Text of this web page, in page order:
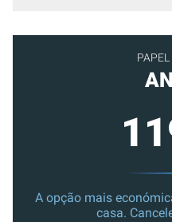
A opção mais
casa.